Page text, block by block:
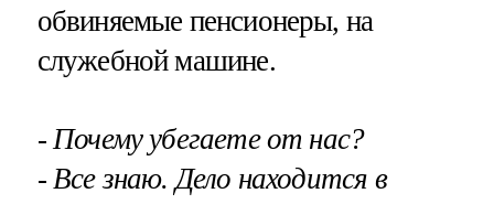
обвиняемые пенсионеры, на
служебной машине.
- Почему убегаете от нас?
- Все знаю. Дело находится в